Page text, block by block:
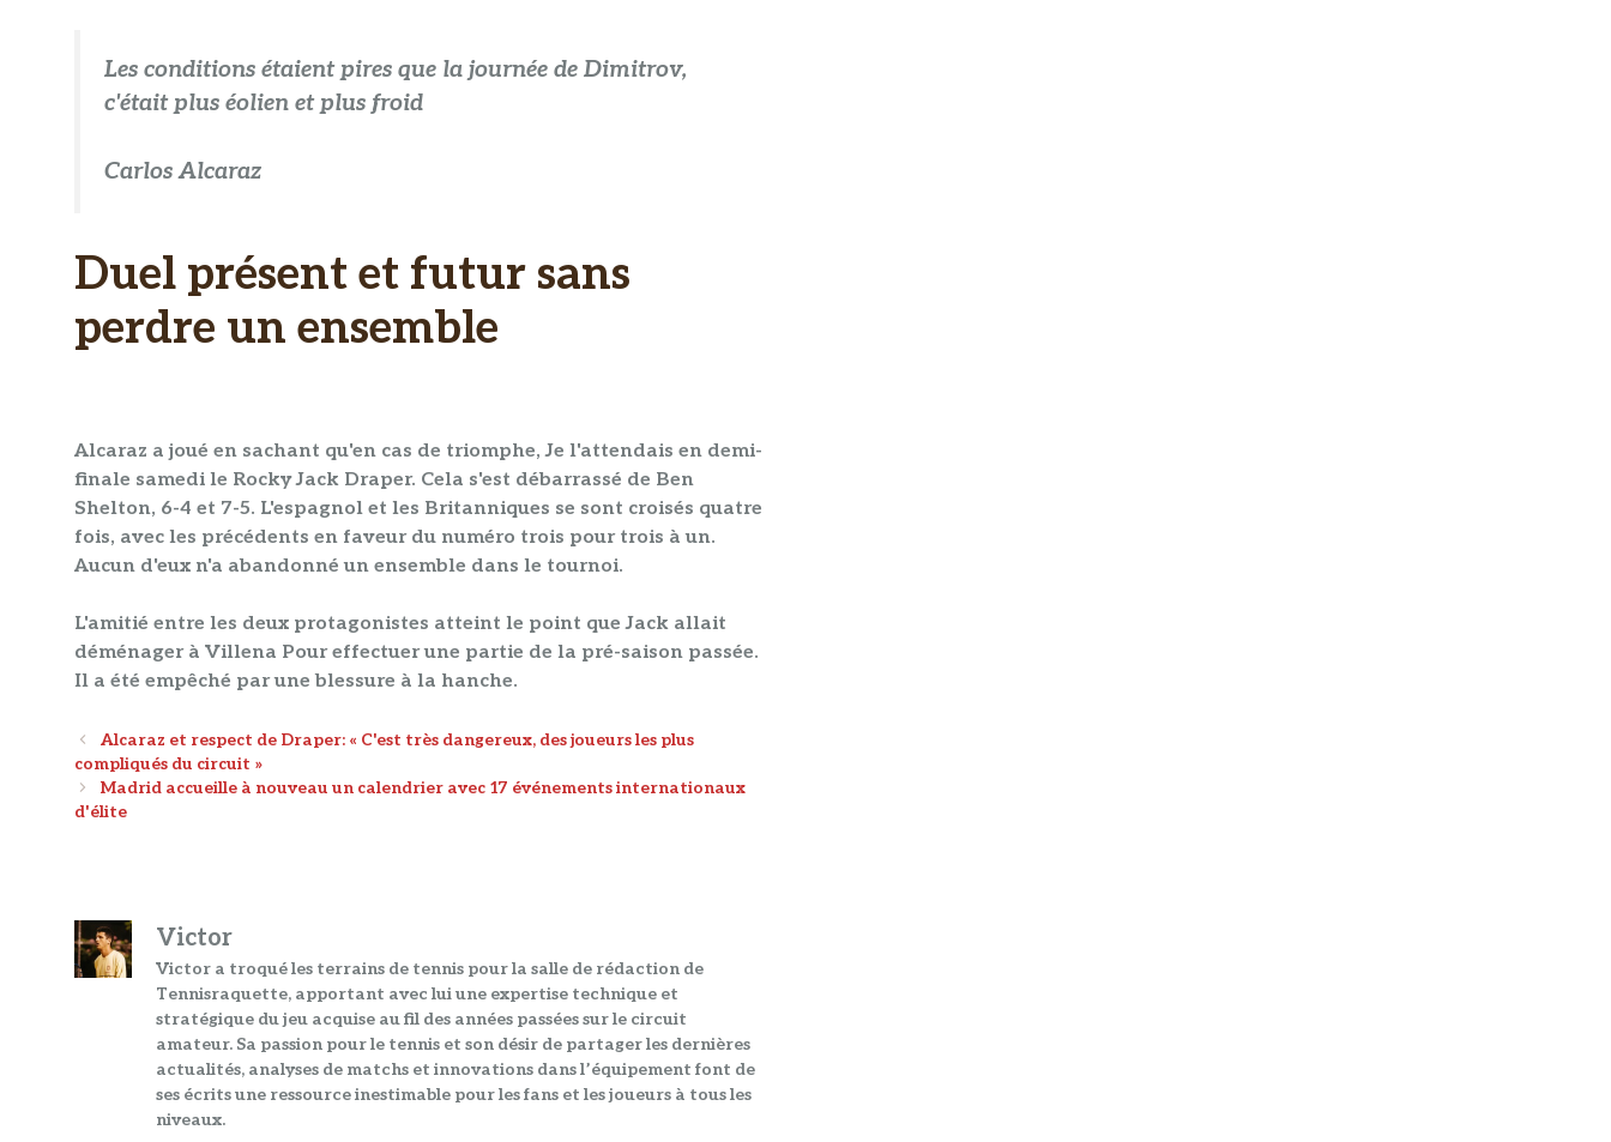
Les conditions étaient pires que la journée de Dimitrov,
c'était plus éolien et plus froid
Carlos Alcaraz
Duel présent et futur sans
perdre un ensemble
Alcaraz a joué en sachant qu'en cas de triomphe,Je l'attendais en demi-
finale samedi le Rocky Jack Draper. Cela s'est débarrassé de Ben
Shelton, 6-4 et 7-5. L'espagnol et les Britanniques se sont croisés quatre
fois, avec les précédents en faveur du numéro trois pour trois à un.
Aucun d'eux n'a abandonné un ensemble dans le tournoi.
L'amitié entre les deux protagonistes atteint le point que Jack allait
déménager à Villena Pour effectuer une partie de la pré-saison passée.
Il a été empêché par une blessure à la hanche.
Navigation
des
articles
Alcaraz et respect de Draper: « C'est très dangereux, des joueurs les plus
compliqués du circuit »
Madrid accueille à nouveau un calendrier avec 17 événements internationaux
d'élite
Victor
Victor a troqué les terrains de tennis pour la salle de rédaction de
Tennisraquette, apportant avec lui une expertise technique et
stratégique du jeu acquise au fil des années passées sur le circuit
amateur. Sa passion pour le tennis et son désir de partager les dernières
actualités, analyses de matchs et innovations dans l’équipement font de
ses écrits une ressource inestimable pour les fans et les joueurs à tous les
niveaux.